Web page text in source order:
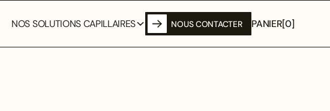
NOS SOLUTIONS CAPILLAIRES NOUS CONTACTER PANIER[0]